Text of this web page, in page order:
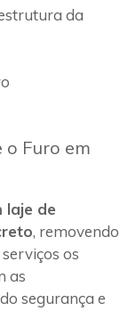
da
o Furo em
laje de
, removendo
os
as
segurança e